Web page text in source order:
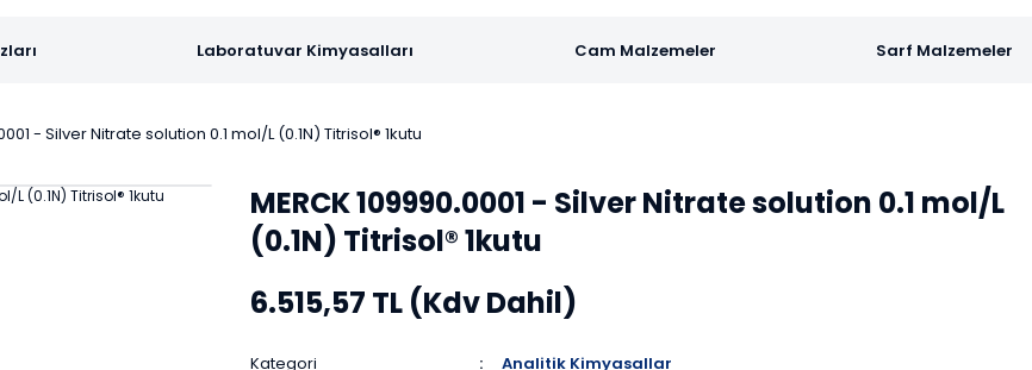
Laboratuvar Kimyasalları Cam Malzemeler Sarf Malzemeler
- Silver Nitrate solution 0.1 mol/L (0.1N) Titrisol® 1kutu
MERCK 109990.0001 - Silver Nitrate solution 0.1 mol/L
(0.1N) Titrisol® 1kutu
6.515,57 TL (Kdv Dahil)
Kategori Analitik Kimyasallar